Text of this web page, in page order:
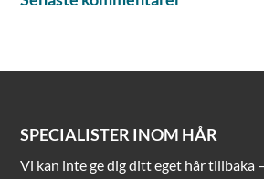
SPECIALISTER INOM HÅR
Vi kan inte ge dig ditt eget hår tillbaka